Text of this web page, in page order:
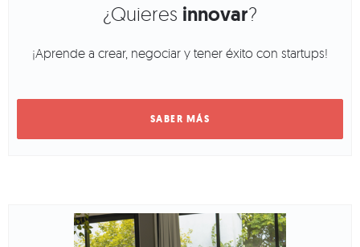
¿Quieres innovar?
¡Aprende a crear, negociar y tener éxito con startups!